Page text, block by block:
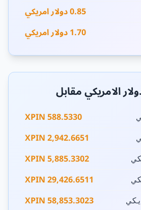
0.85 دولار امريكي
1.70 دولار امريكي
الامريكي مقابل
588.5330 XPIN
2,942.6651 XPIN
5,885.3302 XPIN
29,426.6511 XPIN
58,853.3023 XPIN